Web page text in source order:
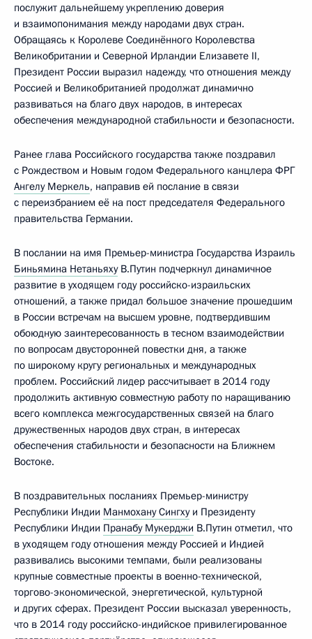
послужит дальнейшему укреплению доверия
и взаимопонимания между народами двух стран.
Обращаясь к Королеве Соединённого Королевства
Великобритании и Северной Ирландии Елизавете II,
Президент России выразил надежду, что отношения между
Россией и Великобританией продолжат динамично
развиваться на благо двух народов, в интересах
обеспечения международной стабильности и безопасности.
Ранее глава Российского государства также поздравил
с Рождеством и Новым годом Федерального канцлера ФРГ
Ангелу Меркель, направив ей послание в связи
с переизбранием её на пост председателя Федерального
правительства Германии.
В послании на имя Премьер-министра Государства Израиль
Биньямина НетаньяхуВ.Путин подчеркнул динамичное
развитие в уходящем году российско-израильских
отношений, а также придал большое значение прошедшим
в России встречам на высшем уровне, подтвердившим
обоюдную заинтересованность в тесном взаимодействии
по вопросам двусторонней повестки дня, а также
по широкому кругу региональных и международных
проблем. Российский лидер рассчитывает в 2014 году
продолжить активную совместную работу по наращиванию
всего комплекса межгосударственных связей на благо
дружественных народов двух стран, в интересах
обеспечения стабильности и безопасности на Ближнем
Востоке.
В поздравительных посланиях Премьер-министру
Республики Индии Манмохану Сингхуи Президенту
Республики Индии Пранабу Мукерджи В.Путин отметил, что
в уходящем году отношения между Россией и Индией
развивались высокими темпами, были реализованы
крупные совместные проекты в военно-технической,
торгово-экономической, энергетической, культурной
и других сферах. Президент России высказал уверенность,
что в 2014 году российско-индийское привилегированное